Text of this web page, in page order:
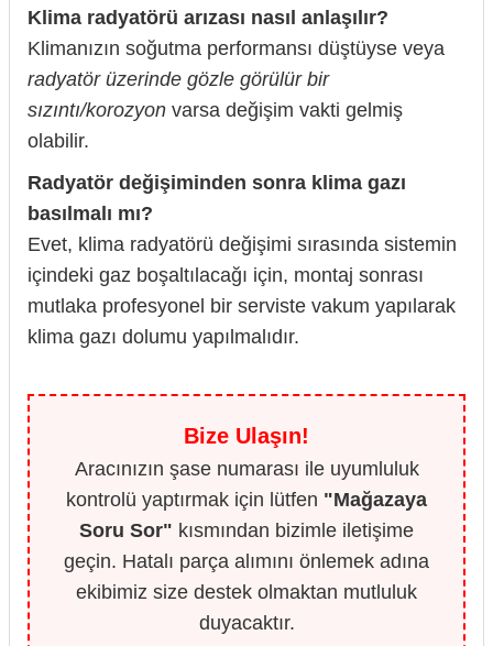
Klima radyatörü arızası nasıl anlaşılır?
Klimanızın soğutma performansı düştüyse veya
radyatör üzerinde gözle görülür bir
sızıntı/korozyon varsa değişim vakti gelmiş
olabilir.
Radyatör değişiminden sonra klima gazı
basılmalı mı?
Evet, klima radyatörü değişimi sırasında sistemin
içindeki gaz boşaltılacağı için, montaj sonrası
mutlaka profesyonel bir serviste vakum yapılarak
klima gazı dolumu yapılmalıdır.
Bize Ulaşın!
Aracınızın şase numarası ile uyumluluk
kontrolü yaptırmak için lütfen "Mağazaya
Soru Sor" kısmından bizimle iletişime
geçin. Hatalı parça alımını önlemek adına
ekibimiz size destek olmaktan mutluluk
duyacaktır.